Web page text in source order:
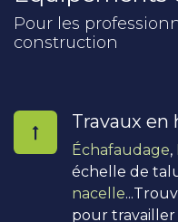
Pour les
construction
Travaux en
Échafaudage,
échelle de
nacelle
pour